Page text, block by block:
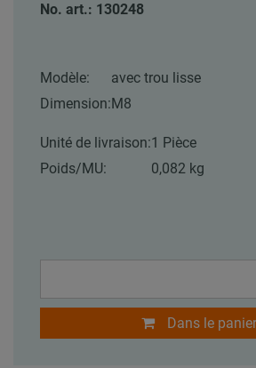
No. art.: 130248
Modèle:
avec trou lisse
Dimension:M8
Unité de livraison:1 Pièce
Poids/MU:
0,082 kg
Dans le panier